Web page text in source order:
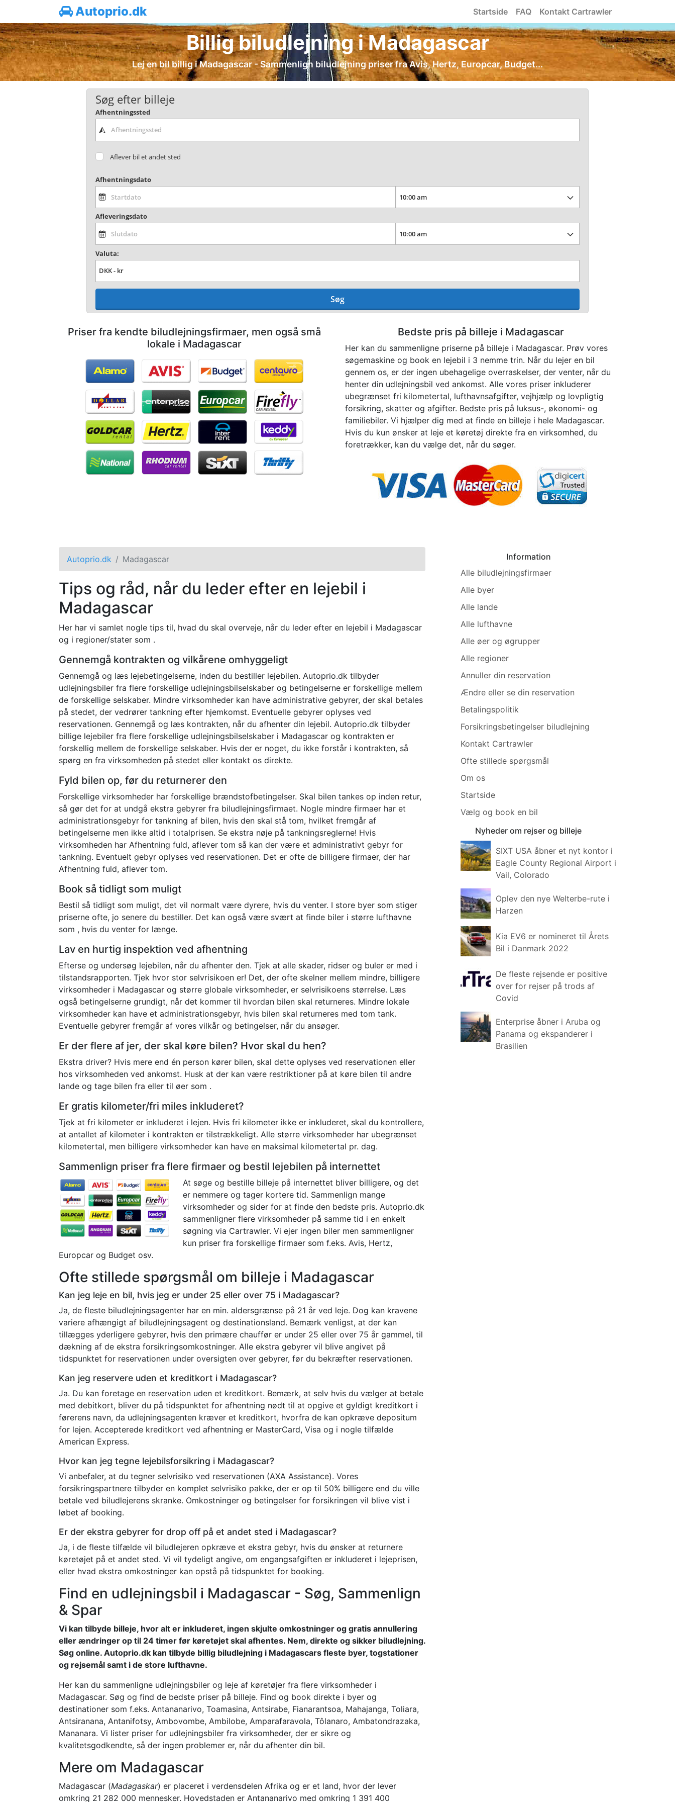
Autoprio.dk Startside FAQ Kontakt Cartrawler
Billig biludlejning i Madagascar
Lej en bil billig i Madagascar - Sammenlign biludlejning priser fra Avis, Hertz, Europcar, Budget...
Søg efter billeje
Afhentningssted
Aflever bil et andet sted
Afhentningsdato
Afleveringsdato
Valuta:
Søg
Priser fra kendte biludlejningsfirmaer, men også små
lokale i Madagascar
Bedste pris på billeje i Madagascar
Her kan du sammenligne priserne på billeje i Madagascar. Prøv vores
søgemaskine og book en lejebil i 3 nemme trin. Når du lejer en bil
gennem os, er der ingen ubehagelige overraskelser, der venter, når du
henter din udlejningsbil ved ankomst. Alle vores priser inkluderer
ubegrænset fri kilometertal, lufthavnsafgifter, vejhjælp og lovpligtig
forsikring, skatter og afgifter. Bedste pris på luksus-, økonomi- og
familiebiler. Vi hjælper dig med at finde en billeje i hele Madagascar.
Hvis du kun ønsker at leje et køretøj direkte fra en virksomhed, du
foretrækker, kan du vælge det, når du søger.
Autoprio.dk Madagascar
Tips og råd, når du leder efter en lejebil i
Madagascar
Her har vi samlet nogle tips til, hvad du skal overveje, når du leder efter en lejebil i Madagascar
og i regioner/stater som .
Gennemgå kontrakten og vilkårene omhyggeligt
Gennemgå og læs lejebetingelserne, inden du bestiller lejebilen. Autoprio.dk tilbyder
udlejningsbiler fra flere forskellige udlejningsbilselskaber og betingelserne er forskellige mellem
de forskellige selskaber. Mindre virksomheder kan have administrative gebyrer, der skal betales
på stedet, der vedrører tankning efter hjemkomst. Eventuelle gebyrer oplyses ved
reservationen. Gennemgå og læs kontrakten, når du afhenter din lejebil. Autoprio.dk tilbyder
billige lejebiler fra flere forskellige udlejningsbilselskaber i Madagascar og kontrakten er
forskellig mellem de forskellige selskaber. Hvis der er noget, du ikke forstår i kontrakten, så
spørg en fra virksomheden på stedet eller kontakt os direkte.
Fyld bilen op, før du returnerer den
Forskellige virksomheder har forskellige brændstofbetingelser. Skal bilen tankes op inden retur,
så gør det for at undgå ekstra gebyrer fra biludlejningsfirmaet. Nogle mindre firmaer har et
administrationsgebyr for tankning af bilen, hvis den skal stå tom, hvilket fremgår af
betingelserne men ikke altid i totalprisen. Se ekstra nøje på tankningsreglerne! Hvis
virksomheden har Afhentning fuld, aflever tom så kan der være et administrativt gebyr for
tankning. Eventuelt gebyr oplyses ved reservationen. Det er ofte de billigere firmaer, der har
Afhentning fuld, aflever tom.
Book så tidligt som muligt
Bestil så tidligt som muligt, det vil normalt være dyrere, hvis du venter. I store byer som stiger
priserne ofte, jo senere du bestiller. Det kan også være svært at finde biler i større lufthavne
som , hvis du venter for længe.
Lav en hurtig inspektion ved afhentning
Efterse og undersøg lejebilen, når du afhenter den. Tjek at alle skader, ridser og buler er med i
tilstandsrapporten. Tjek hvor stor selvrisikoen er! Det, der ofte skelner mellem mindre, billigere
virksomheder i Madagascar og større globale virksomheder, er selvrisikoens størrelse. Læs
også betingelserne grundigt, når det kommer til hvordan bilen skal returneres. Mindre lokale
virksomheder kan have et administrationsgebyr, hvis bilen skal returneres med tom tank.
Eventuelle gebyrer fremgår af vores vilkår og betingelser, når du ansøger.
Er der flere af jer, der skal køre bilen? Hvor skal du hen?
Ekstra driver? Hvis mere end én person kører bilen, skal dette oplyses ved reservationen eller
hos virksomheden ved ankomst. Husk at der kan være restriktioner på at køre bilen til andre
lande og tage bilen fra eller til øer som .
Er gratis kilometer/fri miles inkluderet?
Tjek at fri kilometer er inkluderet i lejen. Hvis fri kilometer ikke er inkluderet, skal du kontrollere,
at antallet af kilometer i kontrakten er tilstrækkeligt. Alle større virksomheder har ubegrænset
kilometertal, men billigere virksomheder kan have en maksimal kilometertal pr. dag.
Sammenlign priser fra flere firmaer og bestil lejebilen på internettet
At søge og bestille billeje på internettet bliver billigere, og det
er nemmere og tager kortere tid. Sammenlign mange
virksomheder og sider for at finde den bedste pris. Autoprio.dk
sammenligner flere virksomheder på samme tid i en enkelt
søgning via Cartrawler. Vi ejer ingen biler men sammenligner
kun priser fra forskellige firmaer som f.eks. Avis, Hertz,
Europcar og Budget osv.
Ofte stillede spørgsmål om billeje i Madagascar
Kan jeg leje en bil, hvis jeg er under 25 eller over 75 i Madagascar?
Ja, de fleste biludlejningsagenter har en min. aldersgrænse på 21 år ved leje. Dog kan kravene
variere afhængigt af biludlejningsagent og destinationsland. Bemærk venligst, at der kan
tillægges yderligere gebyrer, hvis den primære chauffør er under 25 eller over 75 år gammel, til
dækning af de ekstra forsikringsomkostninger. Alle ekstra gebyrer vil blive angivet på
tidspunktet for reservationen under oversigten over gebyrer, før du bekræfter reservationen.
Kan jeg reservere uden et kreditkort i Madagascar?
Ja. Du kan foretage en reservation uden et kreditkort. Bemærk, at selv hvis du vælger at betale
med debitkort, bliver du på tidspunktet for afhentning nødt til at opgive et gyldigt kreditkort i
førerens navn, da udlejningsagenten kræver et kreditkort, hvorfra de kan opkræve depositum
for lejen. Accepterede kreditkort ved afhentning er MasterCard, Visa og i nogle tilfælde
American Express.
Hvor kan jeg tegne lejebilsforsikring i Madagascar?
Vi anbefaler, at du tegner selvrisiko ved reservationen (AXA Assistance). Vores
forsikringspartnere tilbyder en komplet selvrisiko pakke, der er op til 50% billigere end du ville
betale ved biludlejerens skranke. Omkostninger og betingelser for forsikringen vil blive vist i
løbet af booking.
Er der ekstra gebyrer for drop off på et andet sted i Madagascar?
Ja, i de fleste tilfælde vil biludlejeren opkræve et ekstra gebyr, hvis du ønsker at returnere
køretøjet på et andet sted. Vi vil tydeligt angive, om engangsafgiften er inkluderet i lejeprisen,
eller hvad ekstra omkostninger kan opstå på tidspunktet for booking.
Find en udlejningsbil i Madagascar - Søg, Sammenlign
& Spar
Vi kan tilbyde billeje, hvor alt er inkluderet, ingen skjulte omkostninger og gratis annullering
eller ændringer op til 24 timer før køretøjet skal afhentes. Nem, direkte og sikker biludlejning.
Søg online. Autoprio.dk kan tilbyde billig biludlejning i Madagascars fleste byer, togstationer
og rejsemål samt i de store lufthavne.
Her kan du sammenligne udlejningsbiler og leje af køretøjer fra flere virksomheder i
Madagascar. Søg og find de bedste priser på billeje. Find og book direkte i byer og
destinationer som f.eks. Antananarivo, Toamasina, Antsirabe, Fianarantsoa, Mahajanga, Toliara,
Antsiranana, Antanifotsy, Ambovombe, Ambilobe, Amparafaravola, Tôlanaro, Ambatondrazaka,
Mananara. Vi lister priser for udlejningsbiler fra virksomheder, der er sikre og
kvalitetsgodkendte, så der ingen problemer er, når du afhenter din bil.
Mere om Madagascar
Madagascar (Madagaskar) er placeret i verdensdelen Afrika og er et land, hvor der lever
omkring 21 282 000 mennesker. Hovedstaden er Antananarivo med omkring 1 391 400
Information
Alle biludlejningsfirmaer
Alle byer
Alle lande
Alle lufthavne
Alle øer og øgrupper
Alle regioner
Annuller din reservation
Ændre eller se din reservation
Betalingspolitik
Forsikringsbetingelser biludlejning
Kontakt Cartrawler
Ofte stillede spørgsmål
Om os
Startside
Vælg og book en bil
Nyheder om rejser og billeje
SIXT USA åbner et nyt kontor i
Eagle County Regional Airport i
Vail, Colorado
Oplev den nye Welterbe-rute i
Harzen
Kia EV6 er nomineret til Årets
Bil i Danmark 2022
De fleste rejsende er positive
over for rejser på trods af
Covid
Enterprise åbner i Aruba og
Panama og ekspanderer i
Brasilien